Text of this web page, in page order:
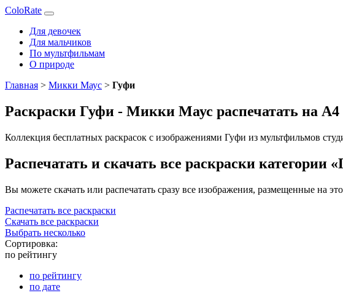
ColoRate
Для девочек
Для мальчиков
По мультфильмам
О природе
Главная > Микки Маус > Гуфи
Раскраски Гуфи - Микки Маус распечатать на А4
Коллекция бесплатных раскрасок с изображениями Гуфи из мультфильмов
Распечатать и скачать все раскраски категории
Вы можете скачать или распечатать сразу все изображения, размещенные на
Распечатать все раскраски
Скачать все раскраски
Выбрать несколько
Сортировка:
по рейтингу
по рейтингу
по дате